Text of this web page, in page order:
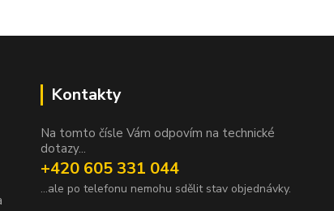
Kontakty
Na tomto čísle Vám odpovím na technické
dotazy...
+420 605 331 044
...ale po telefonu nemohu sdělit stav objednávky.